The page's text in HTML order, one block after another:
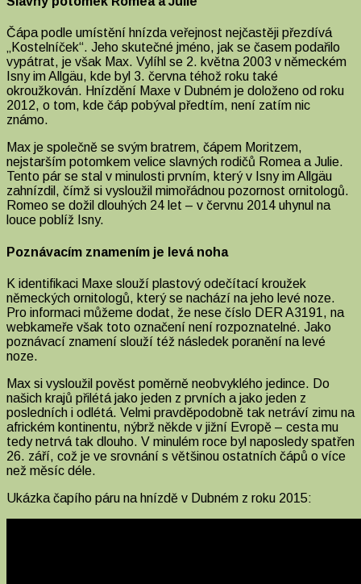
Čápa podle umístění hnízda veřejnost nejčastěji přezdívá
„Kostelníček“. Jeho skutečné jméno, jak se časem podařilo
vypátrat, je však Max. Vylíhl se 2. května 2003 v německém
Isny im Allgäu, kde byl 3. června téhož roku také
okroužkován. Hnízdění Maxe v Dubném je doloženo od roku
2012, o tom, kde čáp pobýval předtím, není zatím nic
známo.
Max je společně se svým bratrem, čápem Moritzem,
nejstarším potomkem velice slavných rodičů Romea a Julie.
Tento pár se stal v minulosti prvním, který v Isny im Allgäu
zahnízdil, čímž si vysloužil mimořádnou pozornost ornitologů.
Romeo se dožil dlouhých 24 let – v červnu 2014 uhynul na
louce poblíž Isny.
Poznávacím znamením je levá noha
K identifikaci Maxe slouží plastový odečítací kroužek
německých ornitologů, který se nachází na jeho levé noze.
Pro informaci můžeme dodat, že nese číslo DER A3191, na
webkameře však toto označení není rozpoznatelné. Jako
poznávací znamení slouží též následek poranění na levé
noze.
Max si vysloužil pověst poměrně neobvyklého jedince. Do
našich krajů přilétá jako jeden z prvních a jako jeden z
posledních i odlétá. Velmi pravděpodobně tak netráví zimu na
africkém kontinentu, nýbrž někde v jižní Evropě – cesta mu
tedy netrvá tak dlouho. V minulém roce byl naposledy spatřen
26. září, což je ve srovnání s většinou ostatních čápů o více
než měsíc déle.
Ukázka čapího páru na hnízdě v Dubném z roku 2015: